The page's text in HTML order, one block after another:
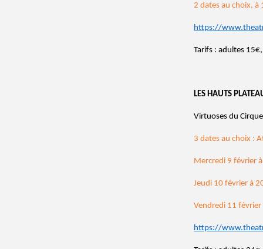
2 dates au choix, à
https://
Tarifs : adultes
LES HAUTS
Virtuoses du Cirque
3 dates au choix :
Mercredi 9 février
Jeudi 10 février à
Vendredi 11
https://